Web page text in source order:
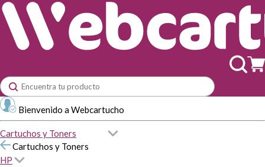
Bienvenido a Webcartucho
Cartuchos y Toners
Cartuchos y Toners
HP